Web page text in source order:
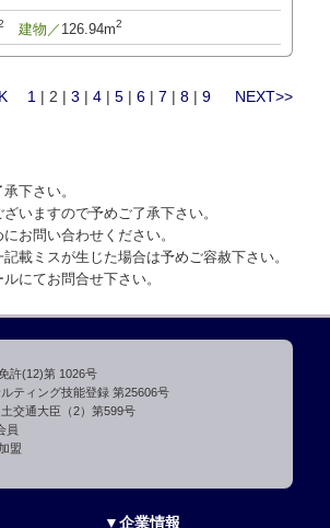
建物／ 126.94m2
1 | 2 | 3 | 4 | 5 | 6 | 7 | 8 | 9
NEXT>>
下さい。
いますので予めご了承下さい。
お問い合わせください。
載ミスが生じた場合は予めご容赦下さい。
にてお問合せ下さい。
許(12)第 1026号
ティング技能登録 第25606号
交通大臣（2）第599号
員
盟
▼企業情報